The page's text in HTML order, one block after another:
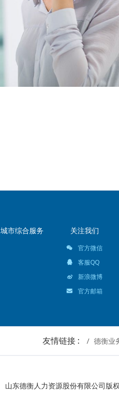
城市综合服务 关注我们
官方微信
客服QQ
新浪微博
官方邮箱
友情链接 : 德衡业
山东德衡人力资源股份有限公司版